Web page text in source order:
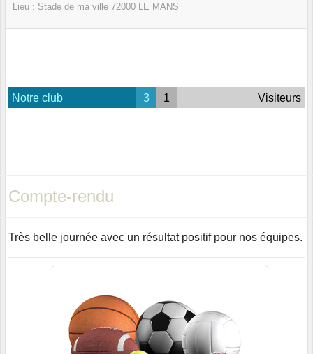
Lieu : Stade de ma ville 72000 LE MANS
Notre club 3 1 Visiteurs
Compte-rendu
Très belle journée avec un résultat positif pour nos équipes.